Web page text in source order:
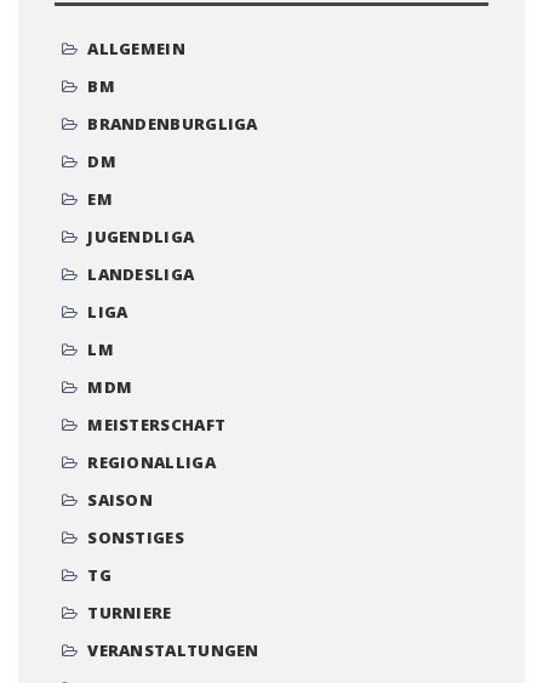
ALLGEMEIN
BM
BRANDENBURGLIGA
DM
EM
JUGENDLIGA
LANDESLIGA
LIGA
LM
MDM
MEISTERSCHAFT
REGIONALLIGA
SAISON
SONSTIGES
TG
TURNIERE
VERANSTALTUNGEN